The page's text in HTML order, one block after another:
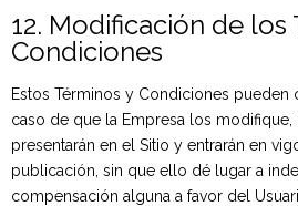
12. Modificación de los
Condiciones
Estos Términos y Condiciones pueden
caso de que la Empresa los
presentarán en el Sitio y entrarán en
publicación, sin que ello dé lugar a
compensación alguna a favor del